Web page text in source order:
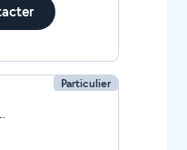
Particulier
aide soignan..